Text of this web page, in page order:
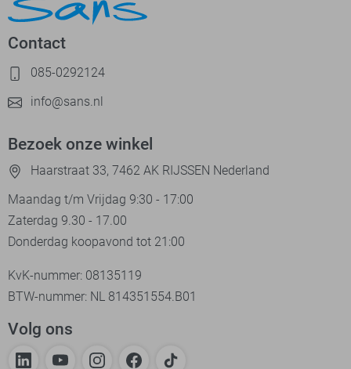
Contact
085-0292124
info@sans.nl
Bezoek onze winkel
Haarstraat 33, 7462 AK RIJSSEN Nederland
Maandag t/m Vrijdag 9:30 - 17:00
Zaterdag 9.30 - 17.00
Donderdag koopavond tot 21:00
KvK-nummer: 08135119
BTW-nummer: NL 814351554.B01
Volg ons